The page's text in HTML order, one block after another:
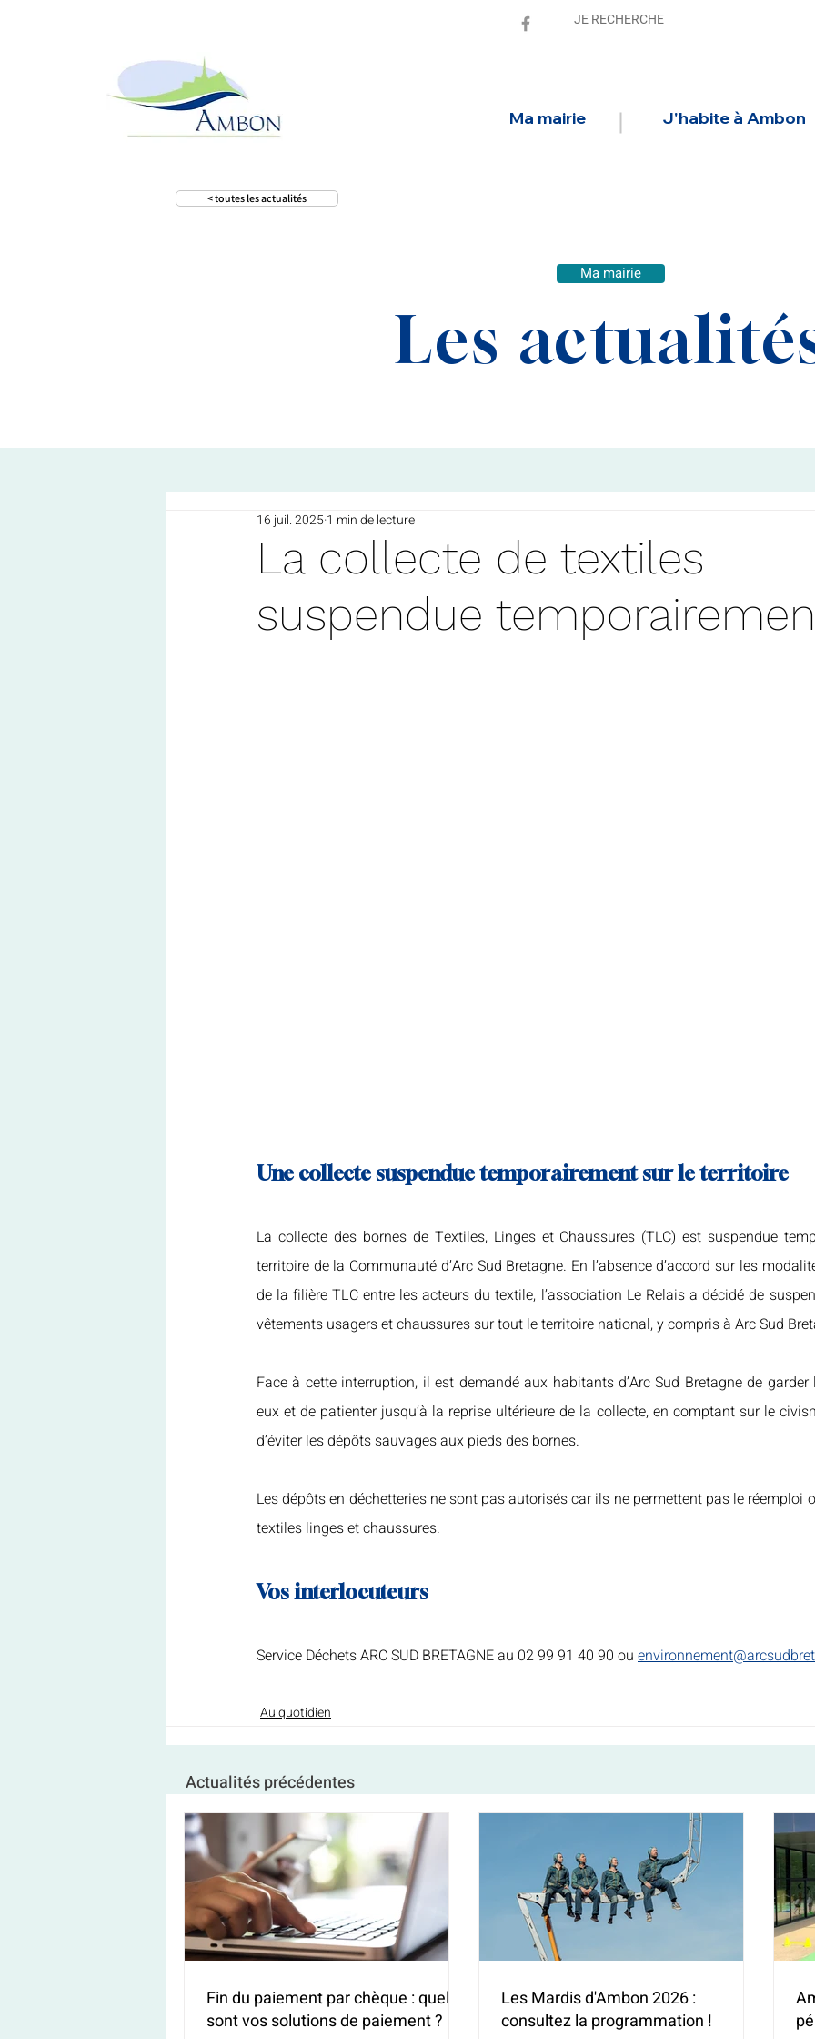
Ma mairie J'habite à Ambon
< toutes les actualités
Ma mairie
Les
La collecte de textiles
suspendue
16 juil. 20251 min de lecture
Une collecte suspendue temporairement sur le territoire
La collecte des bornes de Textiles, Linges et Chaussures (TLC) est suspendue
territoire de la Communauté d’Arc Sud Bretagne. En l’absence d’accord sur les
de la filière TLC entre les acteurs du textile, l’association Le Relais a décidé de
vêtements usagers et chaussures sur tout le territoire national, y compris à Arc Sud
Face à cette interruption, il est demandé aux habitants d’Arc Sud Bretagne de
eux et de patienter jusqu’à la reprise ultérieure de la collecte, en comptant sur le
d’éviter les dépôts sauvages aux pieds des bornes.
Les dépôts en déchetteries ne sont pas autorisés car ils ne permettent pas le réemploi
textiles linges et chaussures.
Vos interlocuteurs
Service Déchets ARC SUD BRETAGNE au 02 99 91 40 90 ou
Au quotidien
Actualités précédentes
Fin du paiement par chèque : quelles
sont vos solutions de paiement ?
Les Mardis d'Ambon 2026 :
consultez la programmation !